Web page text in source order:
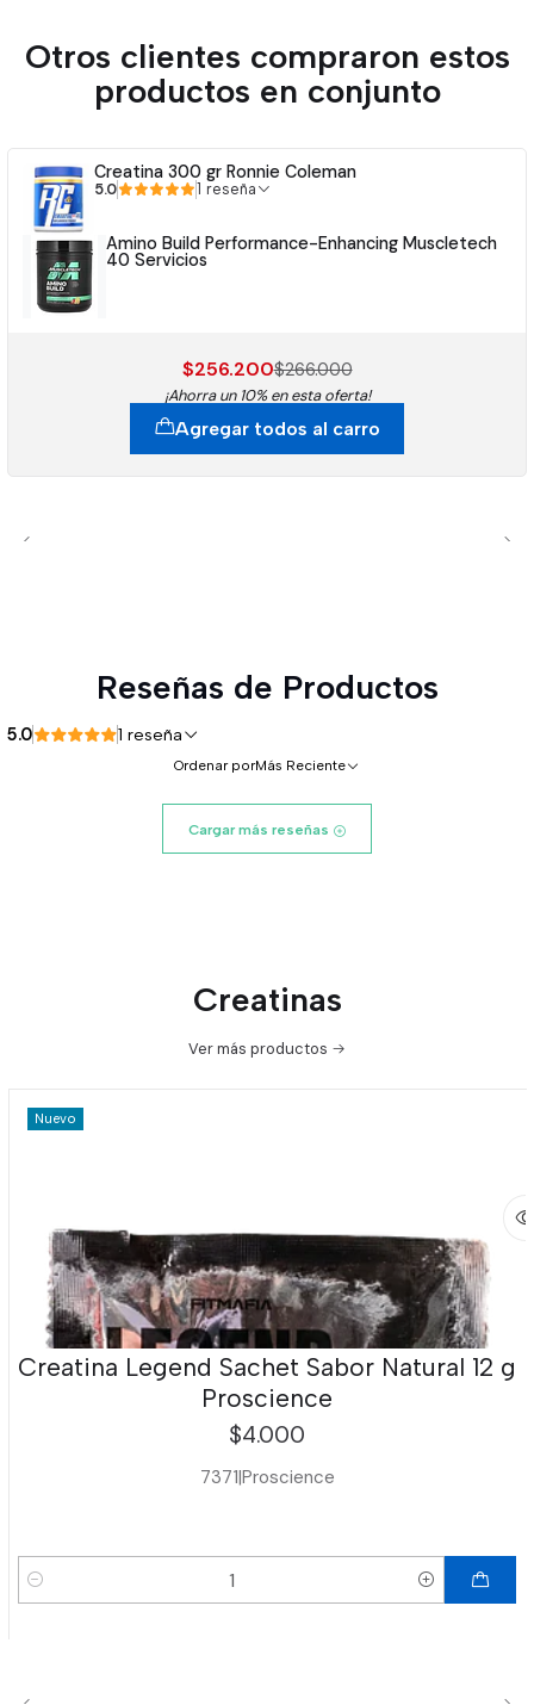
Otros clientes compraron estos
productos en conjunto
Creatina 300 gr Ronnie Coleman
5.0 1 reseña
Amino Build Performance-Enhancing Muscletech
40 Servicios
$256.200$266.000
¡Ahorra un 10% en esta oferta!
Agregar todos al carro
Reseñas de Productos
5.0 1 reseña
Ordenar porMás Reciente
Cargar más reseñas
Creatinas
Ver más productos
Nuevo
Creatina Legend Sachet Sabor Natural 12 g
Proscience
$4.000
7371|Proscience
Cantidad